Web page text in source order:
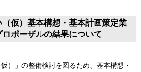
仮）基本構想・基本計画策定業
ポーザルの結果について
）」の整備検討を図るため、基本構想・